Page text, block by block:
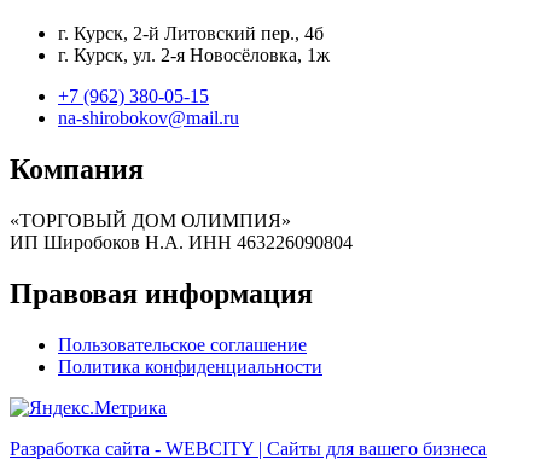
г. Курск, 2-й Литовский пер., 4б
г. Курск, ул. 2-я Новосёловка, 1ж
+7 (962) 380-05-15
na-shirobokov@mail.ru
Компания
«ТОРГОВЫЙ ДОМ ОЛИМПИЯ»
ИП Широбоков Н.А. ИНН 463226090804
Правовая информация
Пользовательское соглашение
Политика конфиденциальности
Разработка сайта - WEBCITY | Сайты для вашего бизнеса